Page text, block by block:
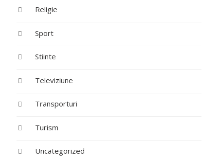
Religie
Sport
Stiinte
Televiziune
Transporturi
Turism
Uncategorized